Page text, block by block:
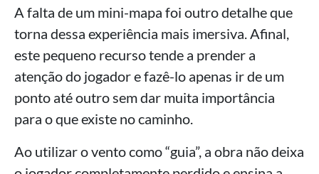
A falta de um mini-mapa foi outro detalhe que
torna dessa experiência mais imersiva. Afinal,
este pequeno recurso tende a prender a
atenção do jogador e fazê-lo apenas ir de um
ponto até outro sem dar muita importância
para o que existe no caminho.
Ao utilizar o vento como “guia”, a obra não deixa